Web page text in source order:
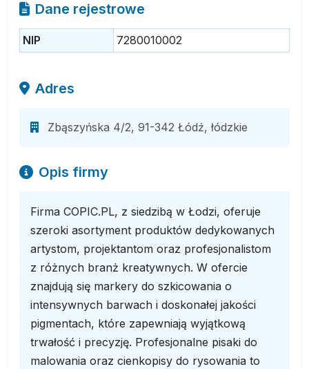
Dane rejestrowe
NIP 7280010002
Adres
Zbąszyńska 4/2, 91-342 Łódź, łódzkie
Opis firmy
Firma COPIC.PL, z siedzibą w Łodzi, oferuje
szeroki asortyment produktów dedykowanych
artystom, projektantom oraz profesjonalistom
z różnych branż kreatywnych. W ofercie
znajdują się markery do szkicowania o
intensywnych barwach i doskonałej jakości
pigmentach, które zapewniają wyjątkową
trwałość i precyzję. Profesjonalne pisaki do
malowania oraz cienkopisy do rysowania to